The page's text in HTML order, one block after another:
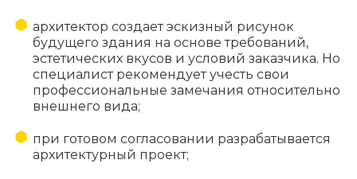
архитектор создает эскизный рисунок
будущего здания на основе требований,
эстетических вкусов и условий заказчика. Но
специалист рекомендует учесть свои
профессиональные замечания относительно
внешнего вида;
при готовом согласовании разрабатывается
архитектурный проект;